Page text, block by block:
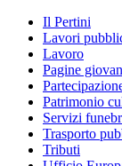
Il Pertini
Lavori
Lavoro
Pagine
Patrimonio
Servizi
Trasporto
Tributi